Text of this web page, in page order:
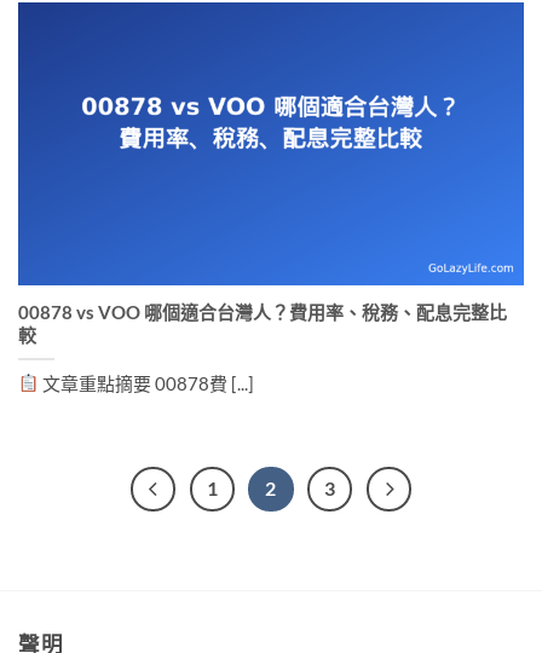
00878 vs VOO 哪個適合台灣人？費用率、稅務、配息完整比
較
文章重點摘要 00878費 [...]
1 2 3
聲明